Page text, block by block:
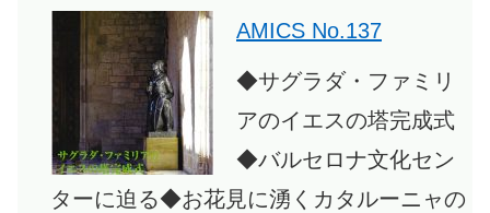
リ
ア
年
AMICS No.137
◆サグラダ・ファミリ
アのイエスの塔完成式
◆バルセロナ文化セン
ターに迫る◆お花見に湧くカタルーニャの